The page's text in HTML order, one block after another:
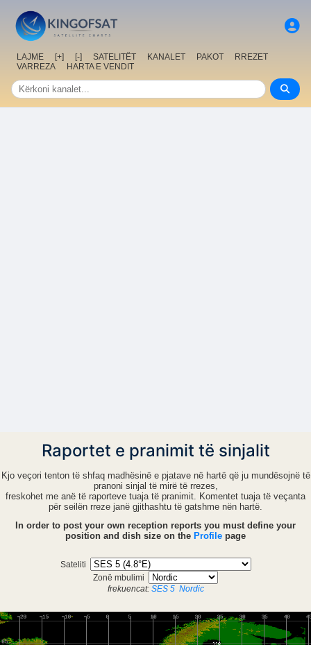
LAJME [+] [-] SATELITËT KANALET PAKOT
RREZET
VARREZA
HARTA E VENDIT
Raportet e pranimit të sinjalit
Kjo veçori tenton të shfaq madhësinë e pjatave në hartë që ju mundësojnë të
pranoni sinjal të mirë të rrezes,
freskohet me anë të raporteve tuaja të pranimit. Komentet tuaja të veçanta
për seilën rreze janë gjithashtu të gatshme nën hartë.
In order to post your own reception reports you must define your
position and dish size on the Profile page
Sateliti
Zonë mbulimi
frekuencat: SES 5 Nordic